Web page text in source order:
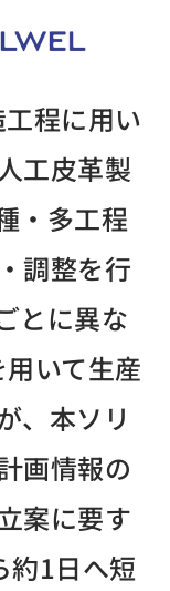
程に用い
工皮革製
・多工程
調整を行
とに異な
いて生産
、本ソリ
画情報の
案に要す
約1日へ短